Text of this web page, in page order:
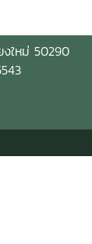
ใหม่ 50290